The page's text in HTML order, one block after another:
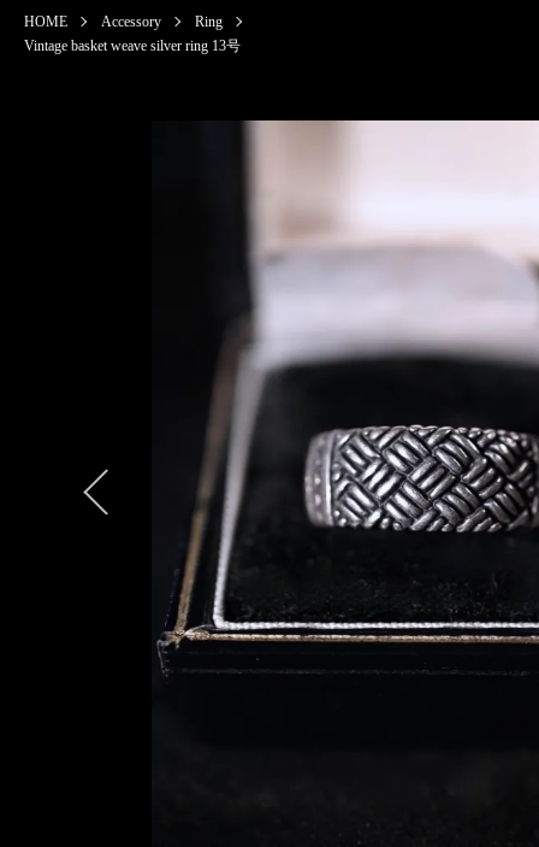
HOME Accessory
Ring
Vintage basket weave silver ring 13号